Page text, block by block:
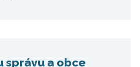
správu a obce